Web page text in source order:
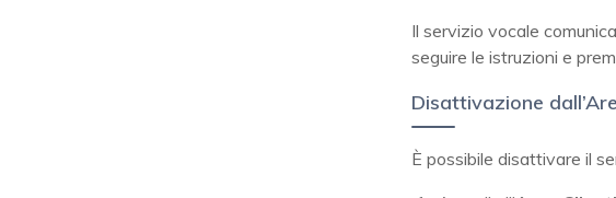
Il servizio vocale
seguire le istruzioni e
Disattivazione
È possibile disattivare il